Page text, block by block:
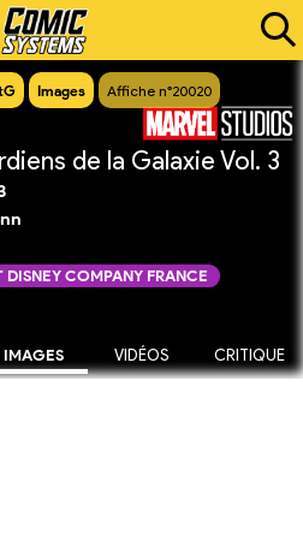
Images Affiche n°20020
de la Galaxie Vol. 3
DISNEY COMPANY FRANCE
IMAGES VIDÉOS CRITIQUE